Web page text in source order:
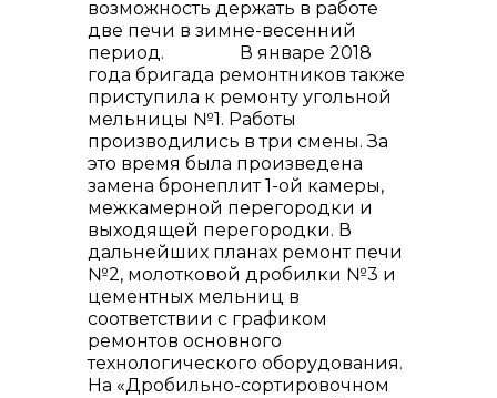
возможность держать в работе
две печи в зимне-весенний
период. В январе 2018
года бригада ремонтников также
приступила к ремонту угольной
мельницы №1. Работы
производились в три смены. За
это время была произведена
замена бронеплит 1-ой камеры,
межкамерной перегородки и
выходящей перегородки. В
дальнейших планах ремонт печи
№2, молотковой дробилки №3 и
цементных мельниц в
соответствии с графиком
ремонтов основного
технологического оборудования.
На «Дробильно-сортировочном